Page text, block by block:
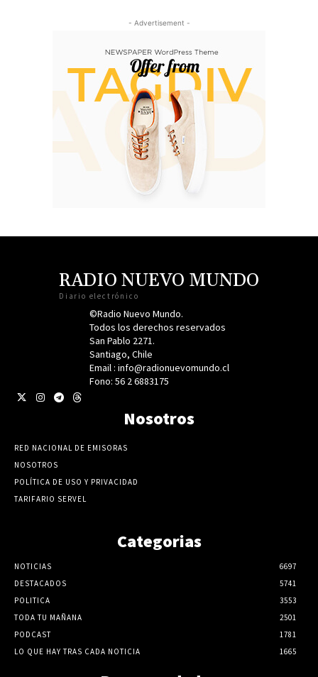
- Advertisement -
RADIO NUEVO MUNDO
Diario electrónico
©Radio Nuevo Mundo.
Todos los derechos reservados
San Pablo 2271.
Santiago, Chile
Email : info@radionuevomundo.cl
Fono: 56 2 6883175
Nosotros
RED NACIONAL DE EMISORAS
NOSOTROS
POLÍTICA DE USO Y PRIVACIDAD
TARIFARIO SERVEL
Categorias
NOTICIAS
6697
DESTACADOS
5741
POLITICA
3553
TODA TU MAÑANA
2501
PODCAST
1781
LO QUE HAY TRAS CADA NOTICIA
1665